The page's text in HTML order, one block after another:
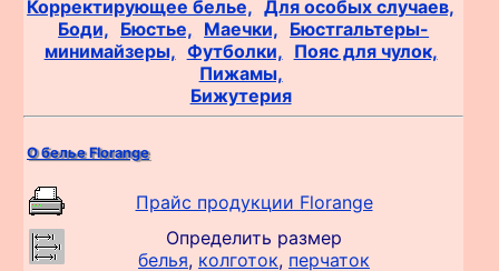
Корректирующее белье, Для особых случаев,
Боди, Бюстье, Маечки, Бюстгальтеры-
минимайзеры, Футболки, Пояс для чулок,
Пижамы,
Бижутерия
О белье Florange
Прайс продукции Florange
Определить размер
белья, колготок, перчаток